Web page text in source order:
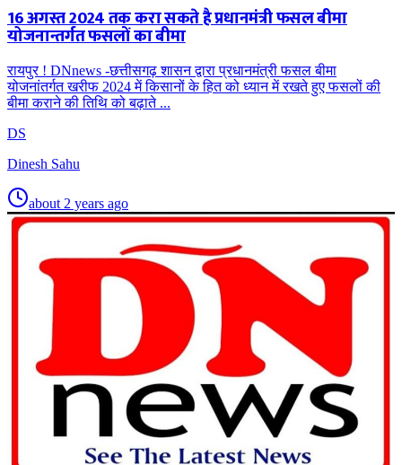
16 अगस्त 2024 तक करा सकते है प्रधानमंत्री फसल बीमा
योजनान्तर्गत फसलों का बीमा
रायपुर ! DNnews -छत्तीसगढ़ शासन द्वारा प्रधानमंत्री फसल बीमा
योजनांतर्गत खरीफ 2024 में किसानों के हित को ध्यान में रखते हुए फसलों की
बीमा कराने की तिथि को बढ़ाते ...
DS
Dinesh Sahu
about 2 years ago